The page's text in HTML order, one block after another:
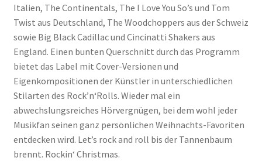
Italien, The Continentals, The I Love You So’s und Tom
Twist aus Deutschland, The Woodchoppers aus der Schweiz
sowie Big Black Cadillac und Cincinatti Shakers aus
England. Einen bunten Querschnitt durch das Programm
bietet das Label mit Cover-Versionen und
Eigenkompositionen der Künstler in unterschiedlichen
Stilarten des Rock’n‘Rolls. Wieder mal ein
abwechslungsreiches Hörvergnügen, bei dem wohl jeder
Musikfan seinen ganz persönlichen Weihnachts-Favoriten
entdecken wird. Let’s rock and roll bis der Tannenbaum
brennt. Rockin‘ Christmas.